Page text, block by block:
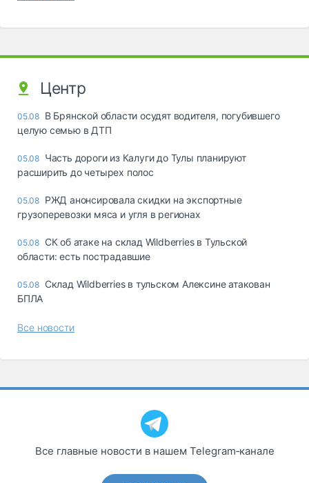
Центр
05.08 В Брянской области осудят водителя, погубившего
целую семью в ДТП
05.08 Часть дороги из Калуги до Тулы планируют
расширить до четырех полос
05.08 РЖД анонсировала скидки на экспортные
грузоперевозки мяса и угля в регионах
05.08 СК об атаке на склад Wildberries в Тульской
области: есть пострадавшие
05.08 Склад Wildberries в тульском Алексине атакован
БПЛА
Все новости
Все главные новости в нашем Telegram‑канале